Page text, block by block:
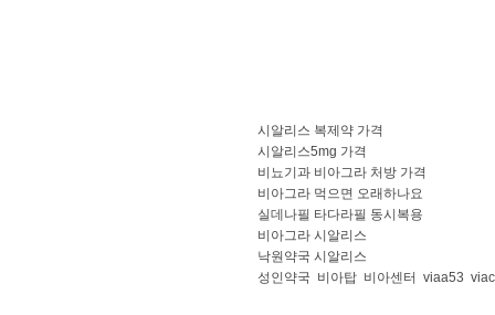
시알리스 복제약 가격
시알리스5mg 가격
비뇨기과 비아그라 처방 가격
비아그라 먹으면 오래하나요
실데나필 타다라필 동시복용
비아그라 시알리스
낙원약국 시알리스
성인약국 비아탑 비아센터 viaa53